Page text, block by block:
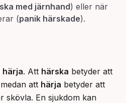
med järnhand) eller när
(panik härskade).
härja. Att härska betyder att
att härja betyder att
skövla. En sjukdom kan